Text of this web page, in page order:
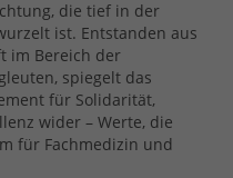
die tief in der
ist. Entstanden aus
im Bereich der
spiegelt das
für Solidarität,
wider – Werte, die
für Fachmedizin und